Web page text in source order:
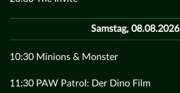
Samstag, 08.08.2026
10:30 Minions & Monster
11:30 PAW Patrol: Der Dino Film